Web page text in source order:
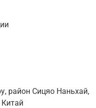
район Сицяо Наньхай,